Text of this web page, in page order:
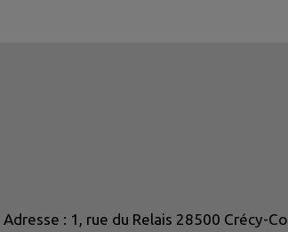
Adresse : 1, rue du Relais 28500 Crécy-